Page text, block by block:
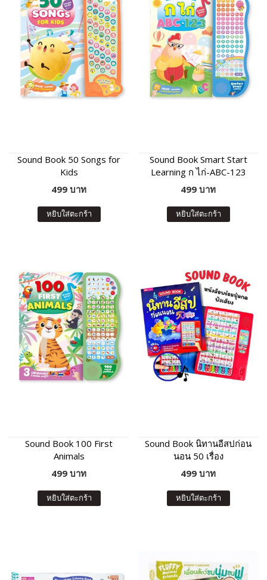
Sound Book 50 Songs for
Kids
499 บาท
หยิบใส่ตะกร้า
Sound Book Smart Start
Learning ก ไก่-ABC-123
499 บาท
หยิบใส่ตะกร้า
Sound Book 100 First
Animals
499 บาท
หยิบใส่ตะกร้า
Sound Book นิทานอีสปก่อน
นอน 50 เรื่อง
499 บาท
หยิบใส่ตะกร้า